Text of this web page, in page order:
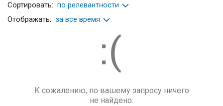
Сортировать: по релевантности
Отображать: за все время
К сожалению, по вашему запросу ничего
не найдено.